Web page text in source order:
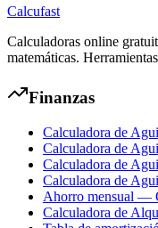
Calcufast
Calculadoras online
matemáticas.
Finanzas
Calculadora de
Calculadora de
Calculadora de
Calculadora de
Ahorro mensual —
Calculadora de